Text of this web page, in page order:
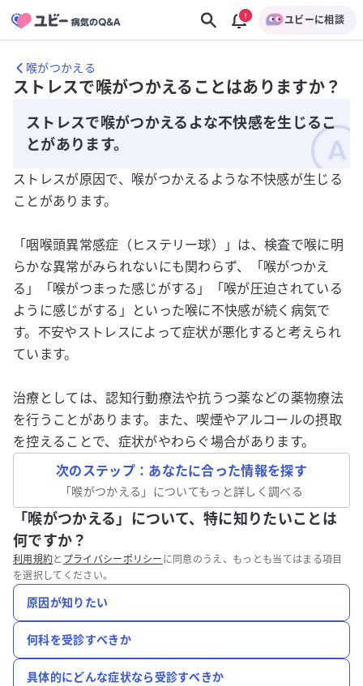
ユビーに相談
喉がつかえる
ストレスで喉がつかえることはありますか？
ストレスで喉がつかえるよな不快感を生じるこ
とがあります。
ストレスが原因で、喉がつかえるような不快感が生じる
ことがあります。
「咽喉頭異常感症（ヒステリー球）」は、検査で喉に明
らかな異常がみられないにも関わらず、「喉がつかえ
る」「喉がつまった感じがする」「喉が圧迫されている
ように感じがする」といった喉に不快感が続く病気で
す。不安やストレスによって症状が悪化すると考えられ
ています。
治療としては、認知行動療法や抗うつ薬などの薬物療法
を行うことがあります。また、喫煙やアルコールの摂取
を控えることで、症状がやわらぐ場合があります。
次のステップ：あなたに合った情報を探す
「喉がつかえる 」についてもっと詳しく調べる
「喉がつかえる」について、特に知りたいことは
何ですか？
利用規約と プライバシーポリシー に同意のうえ、もっとも当てはまる項目
を選択してください。
原因が知りたい
何科を受診すべきか
具体的にどんな症状なら受診すべきか